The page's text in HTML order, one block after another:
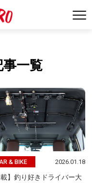
一覧
& BIKE 2026.01.18
載】釣り好きドライバー大